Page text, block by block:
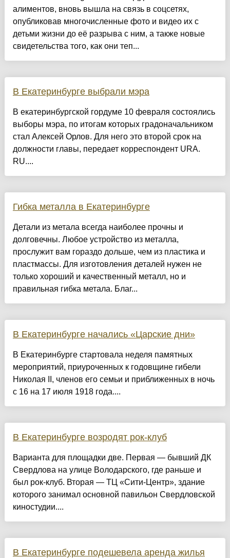
алиментов, вновь вышла на связь в соцсетях,
опубликовав многочисленные фото и видео их с
детьми жизни до её разрыва с ним, а также новые
свидетельства того, как они теп...
В Екатеринбурге выбрали мэра
В екатеринбургской гордуме 10 февраля состоялись
выборы мэра, по итогам которых градоначальником
стал Алексей Орлов. Для него это второй срок на
должности главы, передает корреспондент URA.
RU....
Гибка металла в Екатеринбурге
Детали из метала всегда наиболее прочны и
долговечны. Любое устройство из металла,
прослужит вам гораздо дольше, чем из пластика и
пластмассы. Для изготовления деталей нужен не
только хороший и качественный металл, но и
правильная гибка метала. Благ...
В Екатеринбурге начались «Царские дни»
В Екатеринбурге стартовала неделя памятных
мероприятий, приуроченных к годовщине гибели
Николая II, членов его семьи и приближенных в ночь
с 16 на 17 июля 1918 года....
В Екатеринбурге возродят рок-клуб
Варианта для площадки две. Первая — бывший ДК
Свердлова на улице Володарского, где раньше и
был рок-клуб. Вторая — ТЦ «Сити-Центр», здание
которого занимал основной павильон Свердловской
киностудии....
В Екатеринбурге подешевела аренда жилья